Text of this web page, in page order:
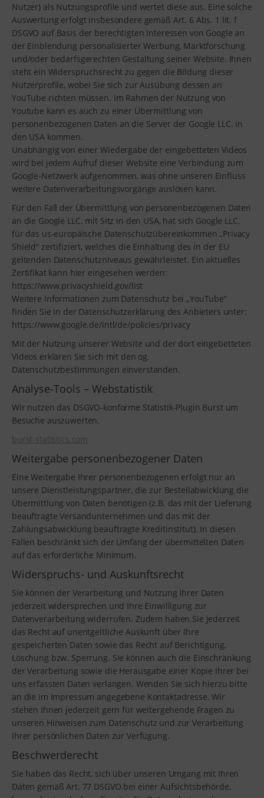
Nutzer) als Nutzungsprofile und wertet diese aus. Eine solche
Auswertung erfolgt insbesondere gemäß Art. 6 Abs. 1 lit. f
DSGVO auf Basis der berechtigten Interessen von Google an
der Einblendung personalisierter Werbung, Marktforschung
und/oder bedarfsgerechten Gestaltung seiner Website. Ihnen
steht ein Widerspruchsrecht zu gegen die Bildung dieser
Nutzerprofile, wobei Sie sich zur Ausübung dessen an
YouTube richten müssen. Im Rahmen der Nutzung von
Youtube kann es auch zu einer Übermittlung von
personenbezogenen Daten an die Server der Google LLC. in
den USA kommen.
Unabhängig von einer Wiedergabe der eingebetteten Videos
wird bei jedem Aufruf dieser Website eine Verbindung zum
Google-Netzwerk aufgenommen, was ohne unseren Einfluss
weitere Datenverarbeitungsvorgänge auslösen kann.
Für den Fall der Übermittlung von personenbezogenen Daten
an die Google LLC. mit Sitz in den USA, hat sich Google LLC.
für das us-europäische Datenschutzübereinkommen „Privacy
Shield“ zertifiziert, welches die Einhaltung des in der EU
geltenden Datenschutzniveaus gewährleistet. Ein aktuelles
Zertifikat kann hier eingesehen werden:
https://www.privacyshield.gov/list
Weitere Informationen zum Datenschutz bei „YouTube“
finden Sie in der Datenschutzerklärung des Anbieters unter:
https://www.google.de/intl/de/policies/privacy
Mit der Nutzung unserer Website und der dort eingebetteten
Videos erklären Sie sich mit den og.
Datenschutzbestimmungen einverstanden.
Analyse-Tools – Webstatistik
Wir nutzen das DSGVO-konforme Statistik-Plugin Burst um
Besuche auszuwerten.
burst-statistics.com
Weitergabe personenbezogener Daten
Eine Weitergabe Ihrer personenbezogenen erfolgt nur an
unsere Dienstleistungspartner, die zur Bestellabwicklung die
Übermittlung von Daten benötigen (z.B. das mit der Lieferung
beauftragte Versandunternehmen und das mit der
Zahlungsabwicklung beauftragte Kreditinstitut). In diesen
Fällen beschränkt sich der Umfang der übermittelten Daten
auf das erforderliche Minimum.
Widerspruchs- und Auskunftsrecht
Sie können der Verarbeitung und Nutzung Ihrer Daten
jederzeit widersprechen und Ihre Einwilligung zur
Datenverarbeitung widerrufen. Zudem haben Sie jederzeit
das Recht auf unentgeltliche Auskunft über Ihre
gespeicherten Daten sowie das Recht auf Berichtigung,
Löschung bzw. Sperrung. Sie können auch die Einschränkung
der Verarbeitung sowie die Herausgabe einer Kopie Ihrer bei
uns erfassten Daten verlangen. Wenden Sie sich hierzu bitte
an die im Impressum angegebene Kontaktadresse. Wir
stehen Ihnen jederzeit gern für weitergehende Fragen zu
unseren Hinweisen zum Datenschutz und zur Verarbeitung
Ihrer persönlichen Daten zur Verfügung.
Beschwerderecht
Sie haben das Recht, sich über unseren Umgang mit Ihren
Daten gemäß Art. 77 DSGVO bei einer Aufsichtsbehörde,